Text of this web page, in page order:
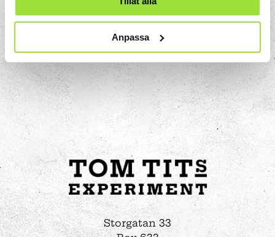
Anpassa
Storgatan 33